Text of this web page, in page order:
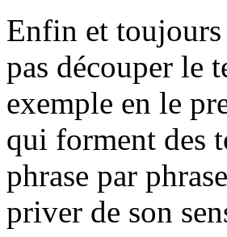
Enfin et
pas découper le
exemple en le
qui forment des
phrase par
priver de son